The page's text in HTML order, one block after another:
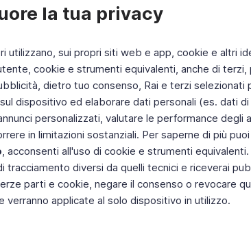
la tua privacy
utilizzano, sui propri siti web e app, cookie e altri
cookie e strumenti equivalenti, anche di
dietro tuo consenso, Rai e terzi
dispositivo ed elaborare dati personali (es. dati
personalizzati, valutare le performance
in limitazioni sostanziali. Per saperne di più
, acconsenti all'uso di cookie e strumenti
tracciamento diversi da quelli tecnici e riceverai
parti e cookie, negare il consenso o revocare
verranno applicate al solo dispositivo in utilizzo.